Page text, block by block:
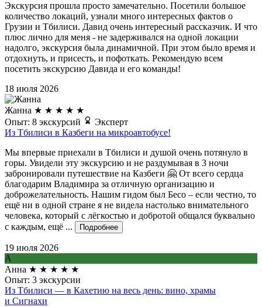
Экскурсия прошла просто замечательно. Посетили большое
количество локаций, узнали много интересных фактов о
Грузии и Тбилиси. Давид очень интересный рассказчик. И что
плюс лично для меня - не задерживался на одной локации
надолго, экскурсия была динамичной. При этом было время и
отдохнуть, и присесть, и пофоткать. Рекомендую всем
посетить экскурсию Давида и его команды!
18 июля 2026
Жанна ★ ★ ★ ★ ★
Опыт: 8 экскурсий
Эксперт
Из Тбилиси в Казбеги на микроавтобусе!
Мы впервые приехали в Тбилиси и душой очень потянуло в
горы. Увидели эту экскурсию и не раздумывая в 3 ночи
забронировали путешествие на Казбеги 🤗 От всего сердца
благодарим Владимира за отличную организацию и
доброжелательность. Нашим гидом был Бесо – если честно, то
ещё ни в одной стране я не видела настолько внимательного
человека, который с лёгкостью и добротой общался буквально
с каждым, ещё ...
Подробнее
19 июля 2026
А
Анна ★ ★ ★ ★ ★
Опыт: 3 экскурсии
Из Тбилиси — в Кахетию на весь день: вино, храмы
и Сигнахи